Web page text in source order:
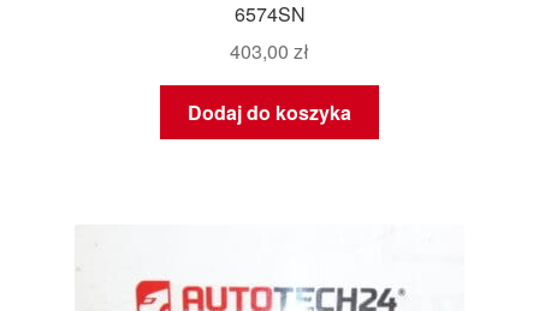
6574SN
403,00 zł
Dodaj do koszyka